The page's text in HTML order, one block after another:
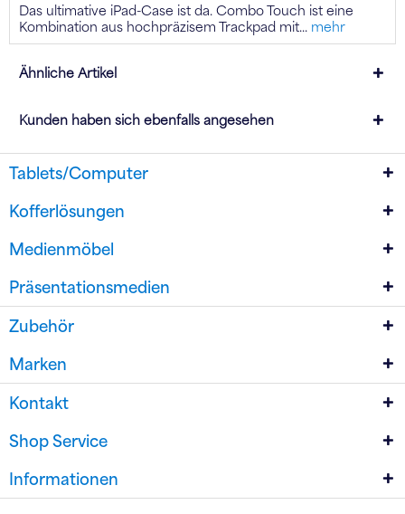
Das ultimative iPad-Case ist da. Combo Touch ist eine
Kombination aus hochpräzisem Trackpad mit...
mehr
Ähnliche Artikel
Kunden haben sich ebenfalls angesehen
Tablets/Computer
Kofferlösungen
Medienmöbel
Präsentationsmedien
Zubehör
Marken
Kontakt
Shop Service
Informationen